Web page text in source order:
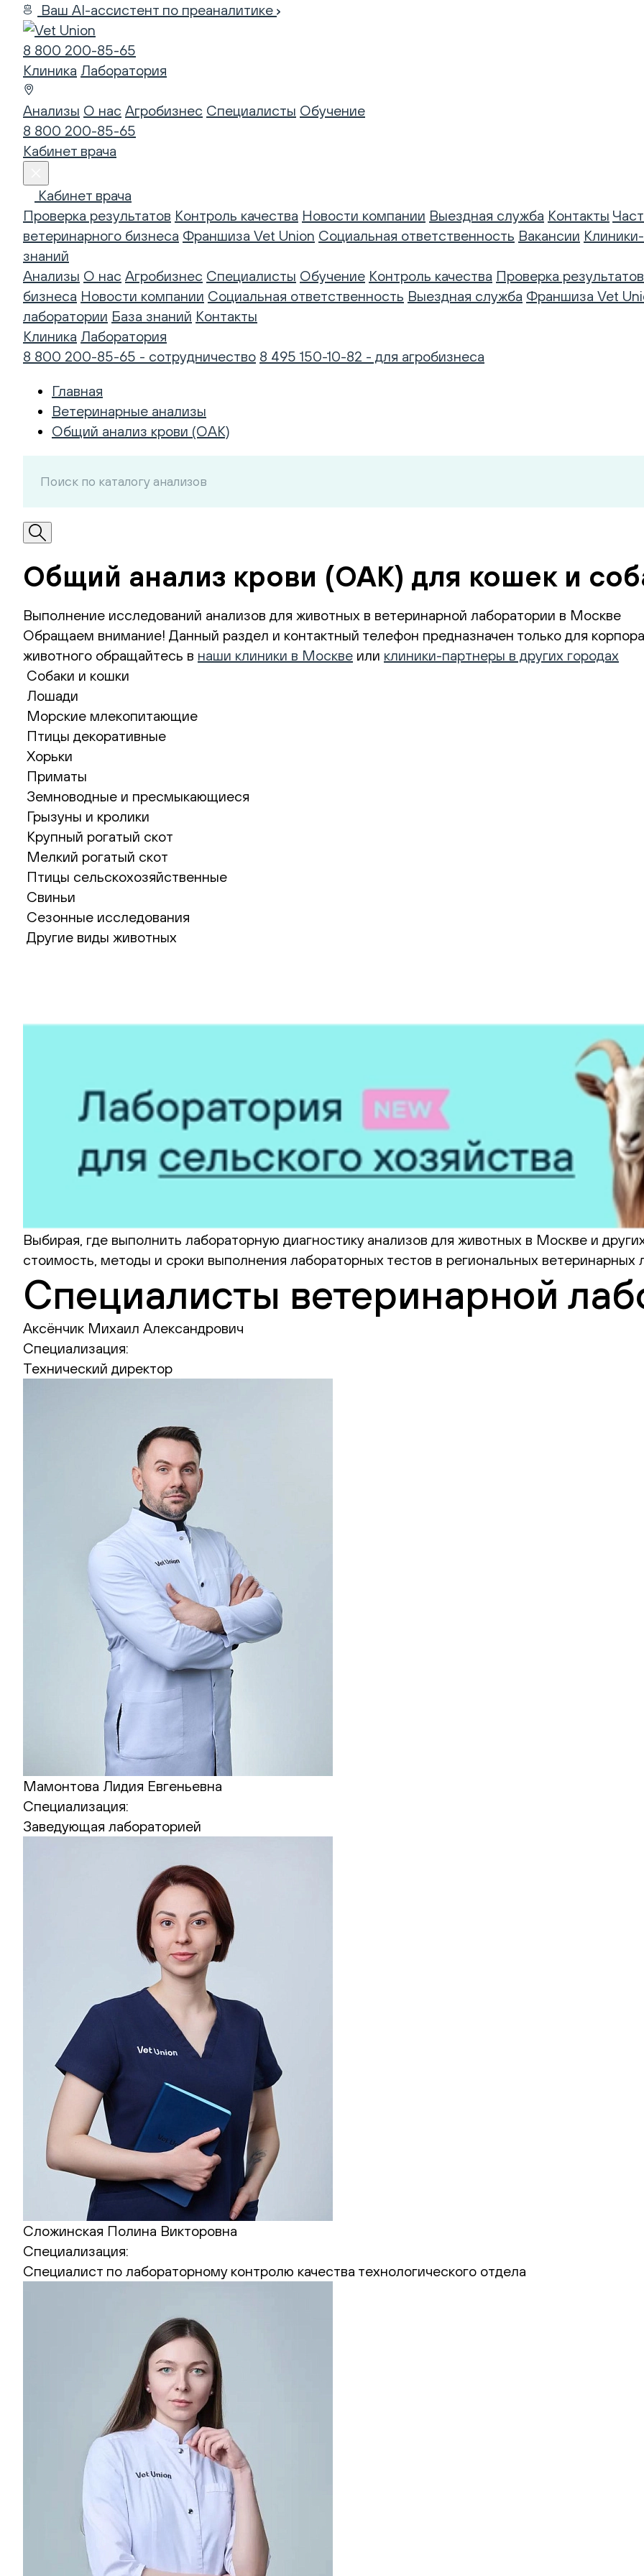
Ваш AI-ассистент по преаналитике
8 800 200-85-65
Клиника Лаборатория
Анализы О нас Агробизнес Специалисты Обучение
8 800 200-85-65
Кабинет врача
Кабинет врача
Проверка результатов Контроль качества Новости компании Выездная служба Контакты
ветеринарного бизнеса Франшиза Vet Union Социальная ответственность Вакансии
знаний
Анализы О нас Агробизнес Специалисты Обучение Контроль качества Проверка
бизнеса Новости компании Социальная ответственность Выездная служба Франшиза Vet
лаборатории База знаний Контакты
Клиника Лаборатория
8 800 200-85-65 - сотрудничество 8 495 150-10-82 - для агробизнеса
Главная
Ветеринарные анализы
Общий анализ крови (ОАК)
Общий анализ крови (ОАК) для кошек и
Выполнение исследований анализов для животных в ветеринарной лаборатории в Москве
Обращаем внимание! Данный раздел и контактный телефон предназначен только для
животного обращайтесь в наши клиники в Москве или клиники-партнеры в других городах
Собаки и кошки
Лошади
Морские млекопитающие
Птицы декоративные
Хорьки
Приматы
Земноводные и пресмыкающиеся
Грызуны и кролики
Крупный рогатый скот
Мелкий рогатый скот
Птицы сельскохозяйственные
Свиньи
Сезонные исследования
Другие виды животных
Выбирая, где выполнить лабораторную диагностику анализов для животных в Москве и
стоимость, методы и сроки выполнения лабораторных тестов в региональных ветеринарных
Специалисты ветеринарной
Аксёнчик Михаил Александрович
Специализация:
Технический директор
Мамонтова Лидия Евгеньевна
Специализация:
Заведующая лабораторией
Сложинская Полина Викторовна
Специализация:
Cпециалист по лабораторному контролю качества технологического отдела